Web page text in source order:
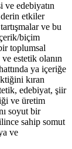
edebiyatın
etkiler
ve bu
biçim
toplumsal
estetik olanın
ya içeriğe
kıran
edebiyat, şiir
ve üretim
soyut bir
sahip somut
ve